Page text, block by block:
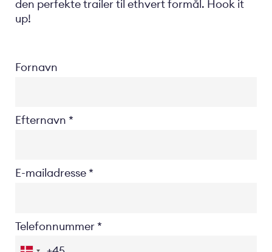
den perfekte trailer til ethvert formål. Hook it
up!
Fornavn
Efternavn
E-mailadresse
Telefonnummer